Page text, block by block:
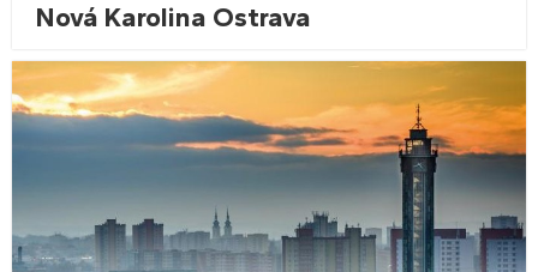
Nová Karolina Ostrava